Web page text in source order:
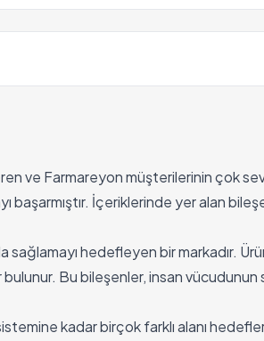
ve Farmareyon müşterilerinin çok
başarmıştır. İçeriklerinde yer alan
hedefleyen bir markadır.
Bu bileşenler, insan vücudunun
kadar birçok farklı alanı